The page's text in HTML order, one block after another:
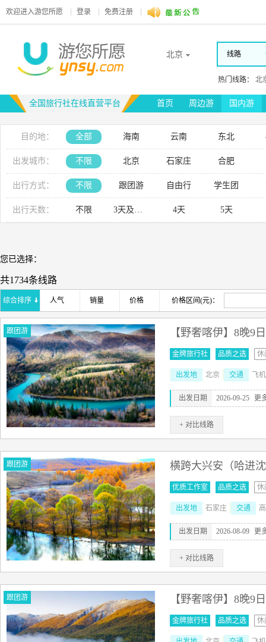
欢迎进入游您所愿 登录 免费注册
北京 线路
热门线路： 北
全国旅行社在线直营平台 首页 周边游 国内游
目的地： 全部 海南 云南 东北
新疆 内蒙古 河南
山西 安徽
出发城市： 不限 北京 石家庄 合肥
出行方式： 不限 跟团游 自由行 学生团
出行天数： 不限 3天及以下 4天 5天
您已选择：
共1734条线路
综合排序 人气 销量 价格 价格区间(元)：
跟团游 【野奢喀伊】8晚9日
金牌旅行社 品质之选 休
出发地 北京 交通 飞
出发日期 2026-09-25 更
+ 对比线路
跟团游 横跨大兴安（哈进
优质工作室 品质之选 休
出发地 石家庄 交通
出发日期 2026-08-09 更
+ 对比线路
跟团游 【野奢喀伊】8晚9日
金牌旅行社 品质之选 休